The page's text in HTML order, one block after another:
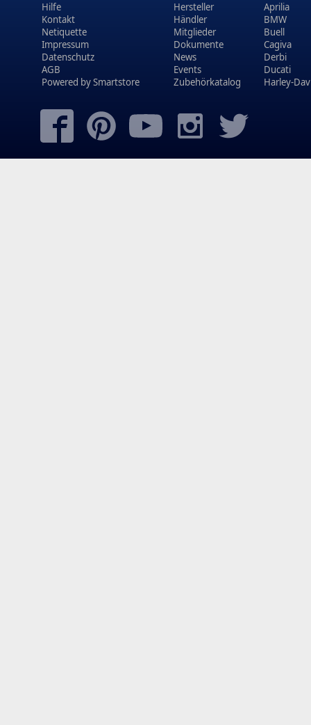
Hilfe
Kontakt
Netiquette
Impressum
Datenschutz
AGB
Powered bySmartstore
Hersteller
Händler
Mitglieder
Dokumente
News
Events
Zubehörkatalog
Aprilia
BMW
Buell
Cagiva
Derbi
Ducati
Harley-